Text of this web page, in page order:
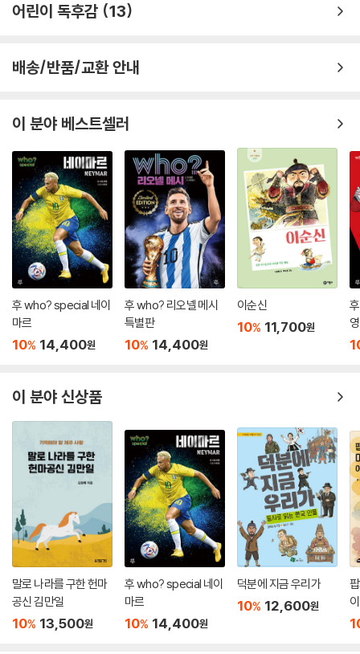
어린이 독후감 13
배송/반품/교환 안내
이 분야 베스트셀러
후 who? special 네이
마르
10% 14,400원
후 who? 리오넬 메시
특별판
10% 14,400원
이순신
10% 11,700원
영
이 분야 신상품
말로 나라를 구한 헌마
공신 김만일
10% 13,500원
후 who? special 네이
마르
10% 14,400원
덕분에 지금 우리가
10% 12,600원